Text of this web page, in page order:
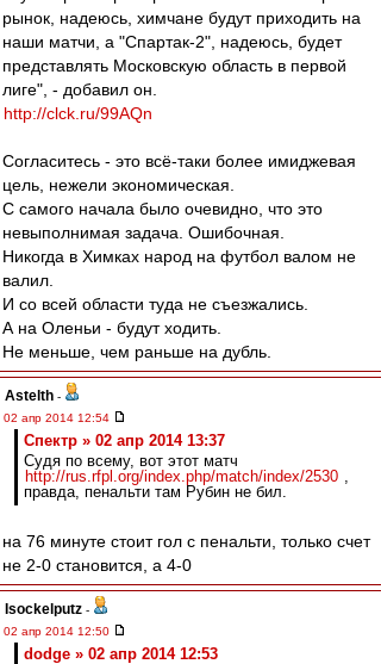
рынок, надеюсь, химчане будут приходить на
наши матчи, а "Спартак-2", надеюсь, будет
представлять Московскую область в первой
лиге", - добавил он.
http://clck.ru/99AQn
Согласитесь - это всё-таки более имиджевая
цель, нежели экономическая.
С самого начала было очевидно, что это
невыполнимая задача. Ошибочная.
Никогда в Химках народ на футбол валом не
валил.
И со всей области туда не съезжались.
А на Оленьи - будут ходить.
Не меньше, чем раньше на дубль.
Astelth -
02 апр 2014 12:54
Спектр » 02 апр 2014 13:37
Судя по всему, вот этот матч
http://rus.rfpl.org/index.php/match/index/2530 ,
правда, пенальти там Рубин не бил.
на 76 минуте стоит гол с пенальти, только счет
не 2-0 становится, а 4-0
Isockelputz -
02 апр 2014 12:50
dodge » 02 апр 2014 12:53